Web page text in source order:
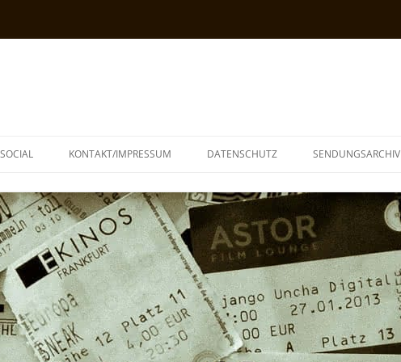
SOCIAL KONTAKT/IMPRESSUM DATENSCHUTZ SENDUNGSARCHIV